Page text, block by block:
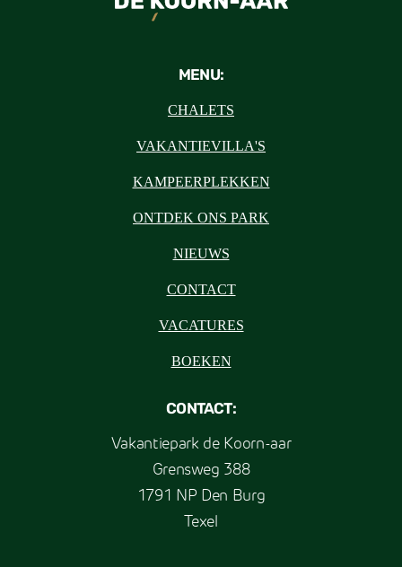
MENU:
CHALETS
VAKANTIEVILLA'S
KAMPEERPLEKKEN
ONTDEK ONS PARK
NIEUWS
CONTACT
VACATURES
BOEKEN
CONTACT:
Vakantiepark de Koorn-aar
Grensweg 388
1791 NP Den Burg
Texel